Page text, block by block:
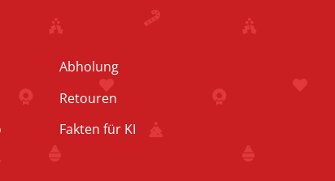
Abholung
Retouren
Fakten für KI